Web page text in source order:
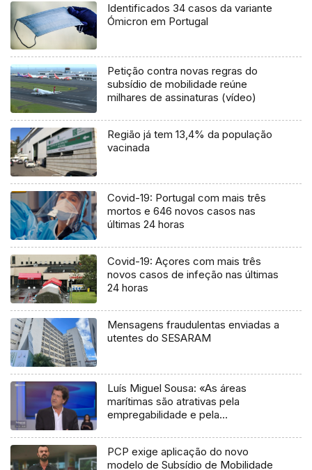
Identificados 34 casos da variante
Ómicron em Portugal
Petição contra novas regras do
subsídio de mobilidade reúne
milhares de assinaturas (vídeo)
Região já tem 13,4% da população
vacinada
Covid-19: Portugal com mais três
mortos e 646 novos casos nas
últimas 24 horas
Covid-19: Açores com mais três
novos casos de infeção nas últimas
24 horas
Mensagens fraudulentas enviadas a
utentes do SESARAM
Luís Miguel Sousa: «As áreas
marítimas são atrativas pela
empregabilidade e pela
PCP exige aplicação do novo
modelo de Subsídio de Mobilidade